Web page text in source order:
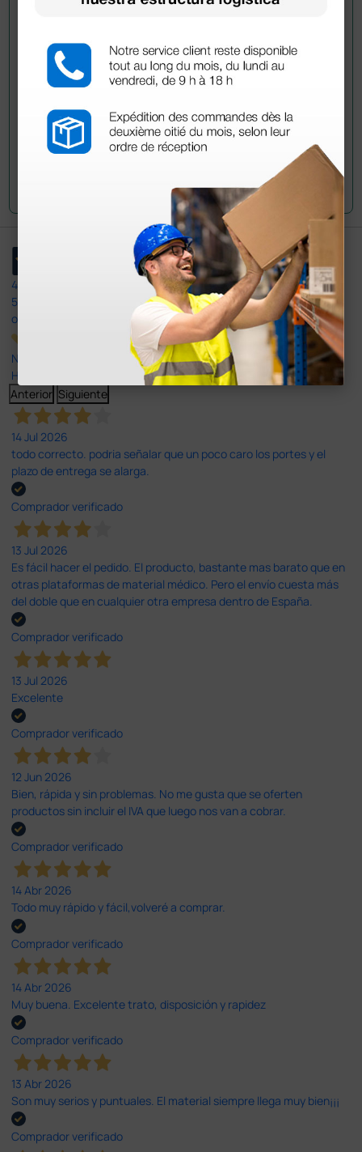
información?
han adquirido este producto.
Envía tu pregunta
4,4
597
opiniones
Nuestras reseñas de 4 y 5 estrellas.
Haga clic aquí para leerlos todos >
Anterior Siguiente
14 Jul 2026
todo correcto. podria señalar que un poco caro los portes y el
plazo de entrega se alarga.
Comprador verificado
13 Jul 2026
Es fácil hacer el pedido. El producto, bastante mas barato que en
otras plataformas de material médico. Pero el envío cuesta más
del doble que en cualquier otra empresa dentro de España.
Comprador verificado
13 Jul 2026
Excelente
Comprador verificado
12 Jun 2026
Bien, rápida y sin problemas. No me gusta que se oferten
productos sin incluir el IVA que luego nos van a cobrar.
Comprador verificado
14 Abr 2026
Todo muy rápido y fácil,volveré a comprar.
Comprador verificado
14 Abr 2026
Muy buena. Excelente trato, disposición y rapidez
Comprador verificado
13 Abr 2026
Son muy serios y puntuales. El material siempre llega muy bien¡¡¡
Comprador verificado